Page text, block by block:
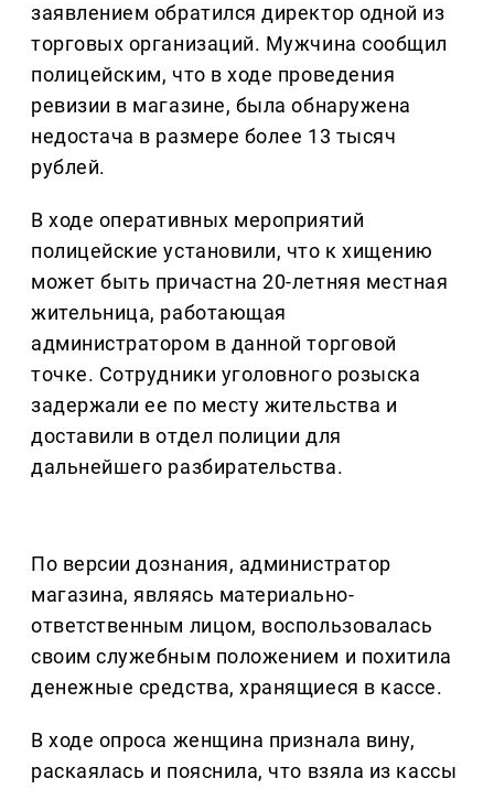
заявлением обратился директор одной из
торговых организаций. Мужчина сообщил
полицейским, что в ходе проведения
ревизии в магазине, была обнаружена
недостача в размере более 13 тысяч
рублей.
В ходе оперативных мероприятий
полицейские установили, что к хищению
может быть причастна 20-летняя местная
жительница, работающая
администратором в данной торговой
точке. Сотрудники уголовного розыска
задержали ее по месту жительства и
доставили в отдел полиции для
дальнейшего разбирательства.
По версии дознания, администратор
магазина, являясь материально-
ответственным лицом, воспользовалась
своим служебным положением и похитила
денежные средства, хранящиеся в кассе.
В ходе опроса женщина признала вину,
раскаялась и пояснила, что взяла из кассы